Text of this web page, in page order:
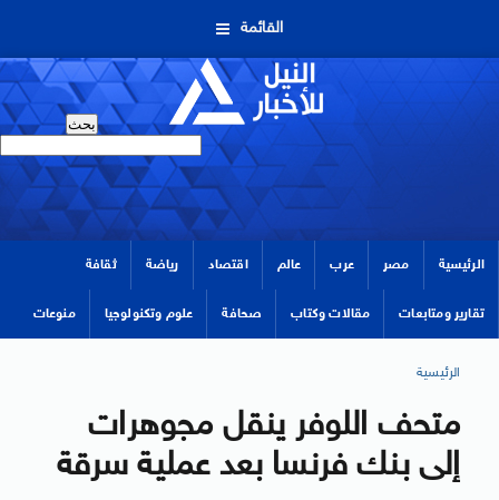
القائمة
الرئيسية مصر عرب عالم اقتصاد رياضة ثقافة
تقارير ومتابعات مقالات وكتاب صحافة علوم وتكنولوجيا منوعات
الرئيسية
متحف اللوفر ينقل مجوهرات
إلى بنك فرنسا بعد عملية سرقة